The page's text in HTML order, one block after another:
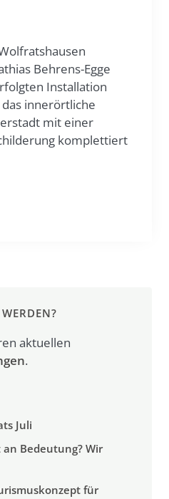
Behrens-Egge
Installation
innerörtliche
mit einer
komplettiert
aktuellen
.
Juli
Bedeutung? Wir
für